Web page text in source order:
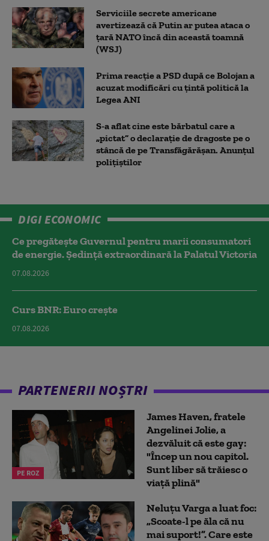
Serviciile secrete americane
avertizează că Putin ar putea ataca o
țară NATO încă din această toamnă
(WSJ)
Prima reacție a PSD după ce Bolojan a
acuzat modificări cu țintă politică la
Legea ANI
S-a aflat cine este bărbatul care a
„pictat” o declarație de dragoste pe o
stâncă de pe Transfăgărășan. Anunțul
polițiștilor
DIGI ECONOMIC
Ce pregătește Guvernul pentru marii consumatori
de energie. Ședință extraordinară la Palatul Victoria
07.08.2026
Curs BNR: Euro crește
07.08.2026
PARTENERII NOȘTRI
PE ROZ
James Haven, fratele
Angelinei Jolie, a
dezvăluit că este gay:
"Încep un nou capitol.
Sunt liber să trăiesc o
viață plină"
Neluțu Varga a luat foc:
„Scoate-l pe ăla că nu
mai suport!”. Care este